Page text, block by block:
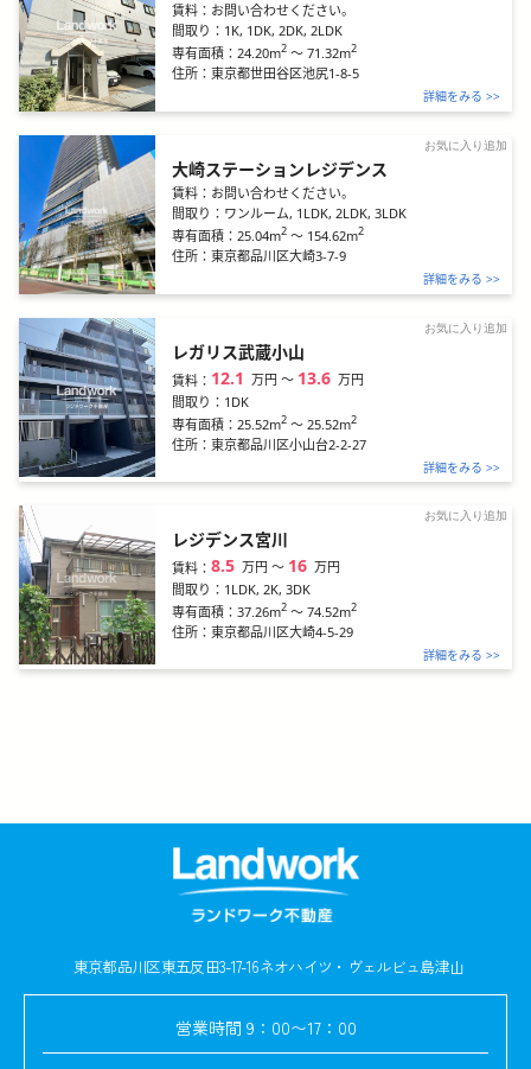
賃料： お問い合わせください。
間取り： 1K, 1DK, 2DK, 2LDK
専有面積：24.20m2 ～ 71.32m2
住所：東京都世田谷区池尻1-8-5
詳細をみる >>
お気に入り追加
大崎ステーションレジデンス
賃料： お問い合わせください。
間取り： ワンルーム, 1LDK, 2LDK, 3LDK
専有面積：25.04m2 ～ 154.62m2
住所：東京都品川区大崎3-7-9
詳細をみる >>
お気に入り追加
レガリス武蔵小山
賃料： 12.1 万円〜 13.6 万円
間取り： 1DK
専有面積：25.52m2 ～ 25.52m2
住所：東京都品川区小山台2-2-27
詳細をみる >>
お気に入り追加
レジデンス宮川
賃料：8.5 万円〜 16 万円
間取り： 1LDK, 2K, 3DK
専有面積：37.26m2 ～ 74.52m2
住所：東京都品川区大崎4-5-29
詳細をみる >>
東京都品川区東五反田3-17-16ネオハイツ・ヴェルビュ島津山
営業時間 9：00〜17：00